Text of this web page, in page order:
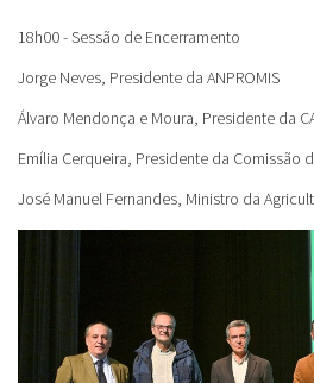
18h00 - Sessão de Encerramento
Jorge Neves, Presidente da ANPROMIS
Álvaro Mendonça e Moura, Presidente da
Emília Cerqueira, Presidente da Comissão
José Manuel Fernandes, Ministro da